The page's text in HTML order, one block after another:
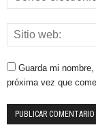
Guarda mi
próxima vez que